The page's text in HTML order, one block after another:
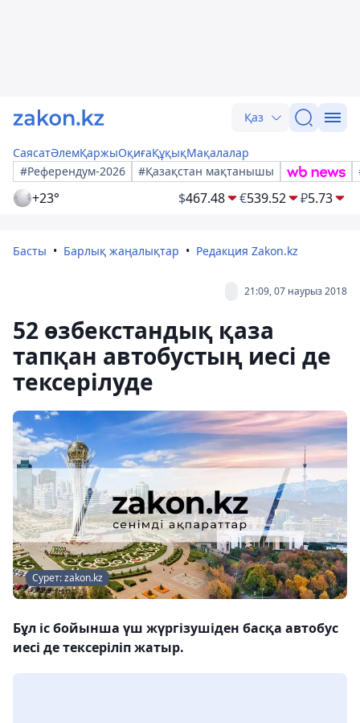
Қаз
СаясатӘлемҚаржыОқиғаҚұқықМақалалар
#Референдум-2026
#Қазақстан мақтанышы
+23° $467.48 €539.52 ₽5.73
Басты Барлық жаңалықтар Редакция Zakon.kz
21:09, 07 наурыз 2018
52 өзбекстандық қаза
тапқан автобустың иесі де
тексерілуде
Сурет: zakon.kz
Бұл іс бойынша үш жүргізушіден басқа автобус
иесі де тексеріліп жатыр.